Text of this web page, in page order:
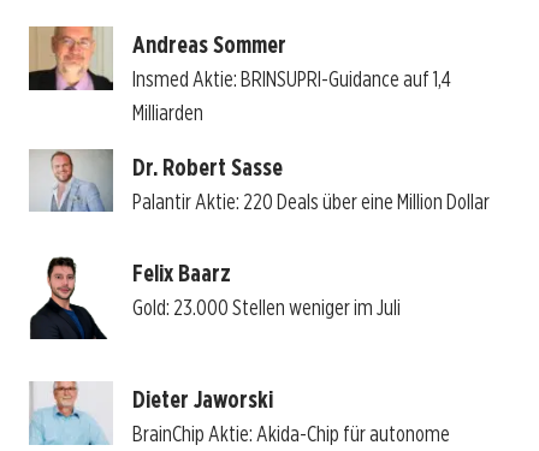
Andreas Sommer
Insmed Aktie: BRINSUPRI-Guidance auf 1,4
Milliarden
Dr. Robert Sasse
Palantir Aktie: 220 Deals über eine Million Dollar
Felix Baarz
Gold: 23.000 Stellen weniger im Juli
Dieter Jaworski
BrainChip Aktie: Akida-Chip für autonome